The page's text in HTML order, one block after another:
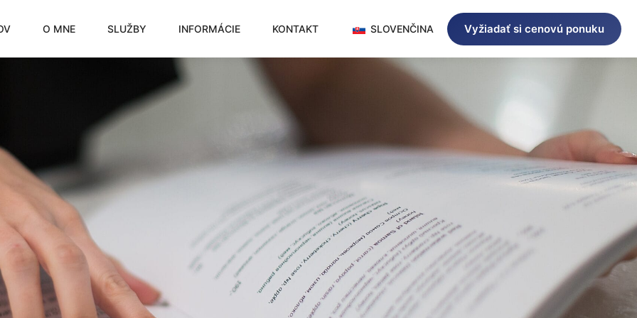
O MNE SLUŽBY INFORMÁCIE KONTAKT SLOVENČINA Vyžiadať si cenovú ponuku